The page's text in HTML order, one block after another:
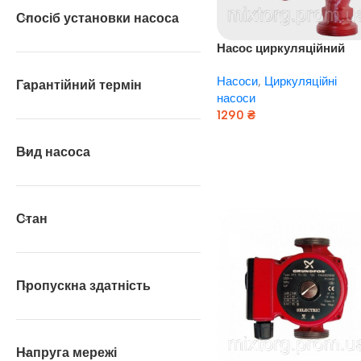
Спосіб установки насоса
Гарантійний термін
Вид насоса
Стан
Пропускна здатність
Напруга мережі
Насос циркуляційний
180
Насоси, Циркуляційні
насоси
1290 ₴